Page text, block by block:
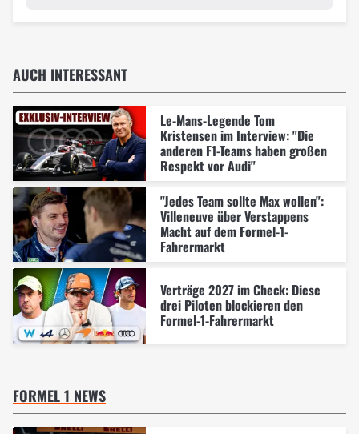
AUCH INTERESSANT
Le-Mans-Legende Tom
Kristensen im Interview: "Die
anderen F1-Teams haben großen
Respekt vor Audi"
"Jedes Team sollte Max wollen":
Villeneuve über Verstappens
Macht auf dem Formel-1-
Fahrermarkt
Verträge 2027 im Check: Diese
drei Piloten blockieren den
Formel-1-Fahrermarkt
FORMEL 1 NEWS